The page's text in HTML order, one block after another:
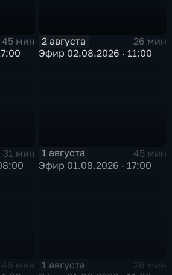
45 мин
2 августа
26 мин
Эфир 02.08.2026 · 11:00
31 мин
1 августа
45 мин
Эфир 01.08.2026 · 17:00
46 мин
1 августа
26 мин